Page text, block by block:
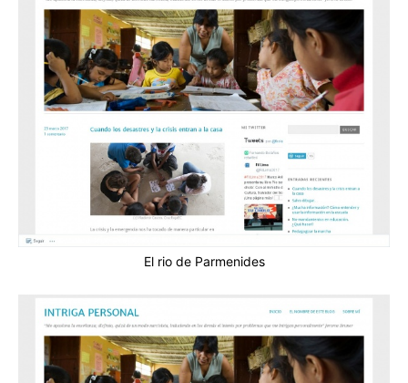
El rio de Parmenides